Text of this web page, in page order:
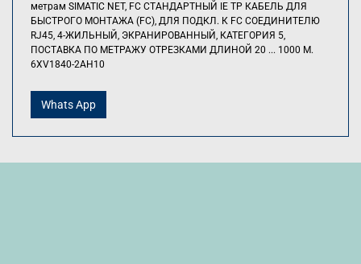
метрам SIMATIC NET, FC СТАНДАРТНЫЙ IE TP КАБЕЛЬ ДЛЯ
БЫСТРОГО МОНТАЖА (FC), ДЛЯ ПОДКЛ. К FC СОЕДИНИТЕЛЮ
RJ45, 4-ЖИЛЬНЫЙ, ЭКРАНИРОВАННЫЙ, КАТЕГОРИЯ 5,
ПОСТАВКА ПО МЕТРАЖУ ОТРЕЗКАМИ ДЛИНОЙ 20 ... 1000 M.
6XV1840-2AH10
Whats App